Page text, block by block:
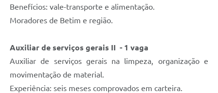
Benefícios: vale-transporte e alimentação.
Moradores de Betim e região.
Auxiliar de serviços gerais II - 1 vaga
Auxiliar de serviços gerais na limpeza, organização e
movimentação de material.
Experiência: seis meses comprovados em carteira.